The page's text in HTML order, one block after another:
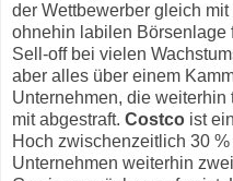
der Wettbewerber gleich
ohnehin labilen Börsenlage
Sell-off bei vielen
aber alles über einem
Unternehmen, die
mit abgestraft. Costco ist
Hoch zwischenzeitlich 30
Unternehmen weiterhin